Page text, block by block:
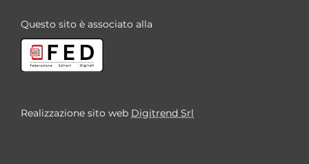
Questo sito è associato alla
Realizzazione sito web Digitrend Srl